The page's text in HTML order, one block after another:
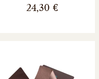
24,30 €